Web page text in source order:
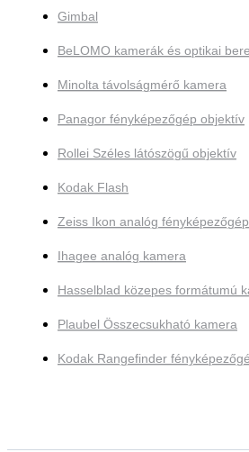
Gimbal
BeLOMO kamerák és optikai
Minolta távolságmérő kamera
Panagor fényképezőgép objektív
Rollei Széles látószögű objektív
Kodak Flash
Zeiss Ikon analóg fényképezőgép
Ihagee analóg kamera
Hasselblad közepes formátumú
Plaubel Összecsukható kamera
Kodak Rangefinder